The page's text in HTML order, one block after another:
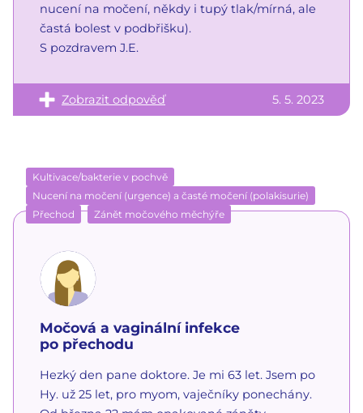
nucení na močení, někdy i tupý tlak/mírná, ale
častá bolest v podbřišku).
S pozdravem J.E.
Zobrazit odpověď 5. 5. 2023
Kultivace/bakterie v pochvě
Nucení na močení (urgence) a časté močení (polakisurie)
Přechod
Zánět močového měchýře
Močová a vaginální infekce
po přechodu
Hezký den pane doktore. Je mi 63 let. Jsem po
Hy. už 25 let, pro myom, vaječníky ponechány.